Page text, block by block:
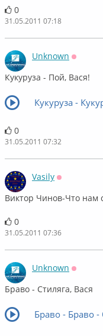
0
31.05.2011 07:18
Unknown
Кукуруза - Пой, Вася!
Кукуруза -
0
31.05.2011 07:32
Vasily
Виктор Чинов-Что нам
0
31.05.2011 07:36
Unknown
Браво - Стиляга, Вася
Браво - Браво -